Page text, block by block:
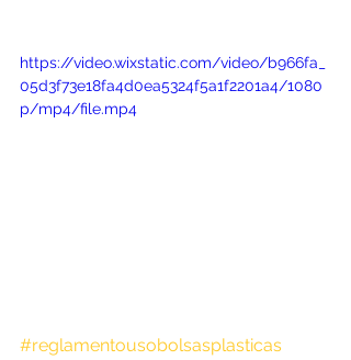
https://video.wixstatic.com/video/b966fa_
05d3f73e18fa4d0ea5324f5a1f2201a4/1080
p/mp4/file.mp4
#reglamentousobolsasplasticas